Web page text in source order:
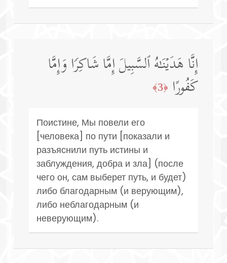
إِنَّا هَدَیۡنَـٰهُ ٱلسَّبِیلَ إِمَّا شَاكِرࣰا وَإِمَّا
كَفُورًا ﴿3﴾
Поистине, Мы повели его
[человека] по пути [показали и
разъяснили путь истины и
заблуждения, добра и зла] (после
чего он, сам выберет путь, и будет)
либо благодарным (и верующим),
либо неблагодарным (и
неверующим).